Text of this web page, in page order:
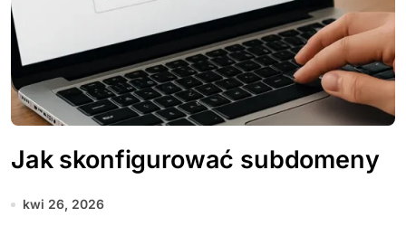
Jak skonfigurować subdomeny
kwi 26, 2026